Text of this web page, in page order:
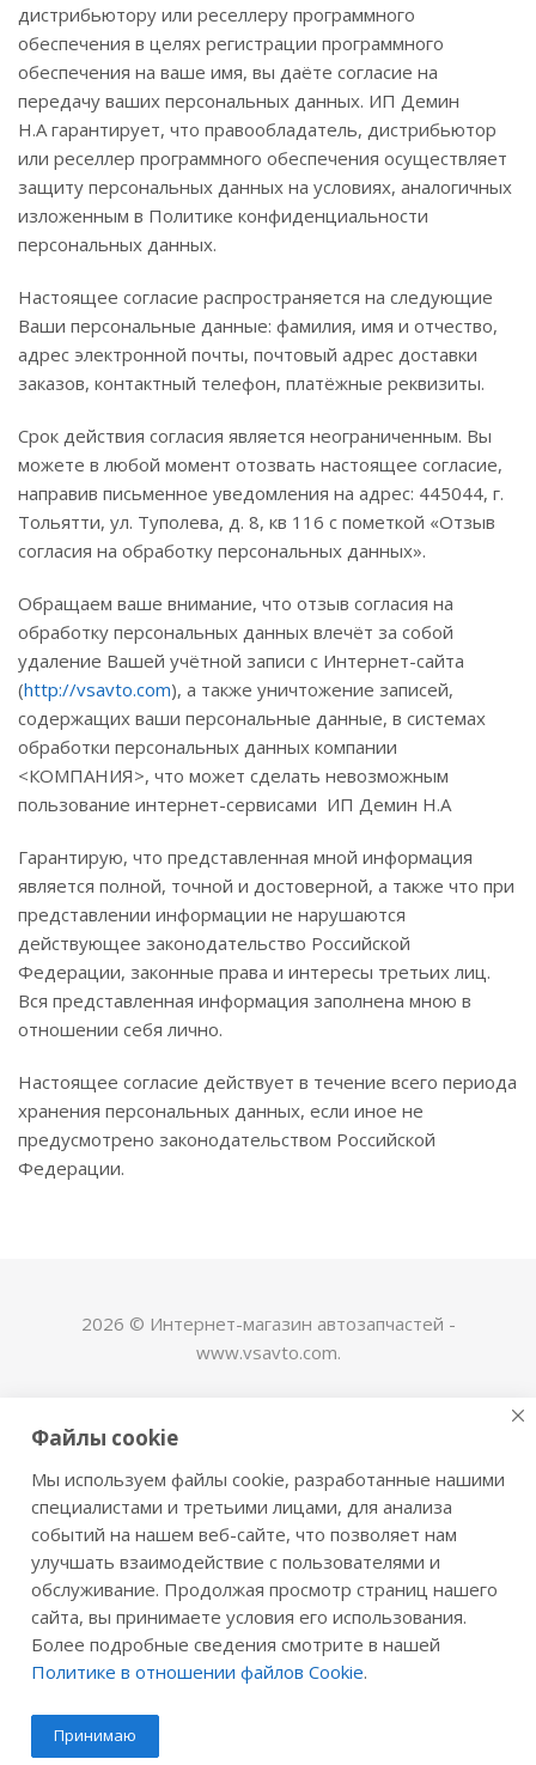
дистрибьютору или реселлеру программного
обеспечения в целях регистрации программного
обеспечения на ваше имя, вы даёте согласие на
передачу ваших персональных данных. ИП Демин
Н.А гарантирует, что правообладатель, дистрибьютор
или реселлер программного обеспечения осуществляет
защиту персональных данных на условиях, аналогичных
изложенным в Политике конфиденциальности
персональных данных.
Настоящее согласие распространяется на следующие
Ваши персональные данные: фамилия, имя и отчество,
адрес электронной почты, почтовый адрес доставки
заказов, контактный телефон, платёжные реквизиты.
Срок действия согласия является неограниченным. Вы
можете в любой момент отозвать настоящее согласие,
направив письменное уведомления на адрес: 445044, г.
Тольятти, ул. Туполева, д. 8, кв 116 с пометкой «Отзыв
согласия на обработку персональных данных».
Обращаем ваше внимание, что отзыв согласия на
обработку персональных данных влечёт за собой
удаление Вашей учётной записи с Интернет-сайта
(http://vsavto.com), а также уничтожение записей,
содержащих ваши персональные данные, в системах
обработки персональных данных компании
<КОМПАНИЯ>, что может сделать невозможным
пользование интернет-сервисами ИП Демин Н.А
Гарантирую, что представленная мной информация
является полной, точной и достоверной, а также что при
представлении информации не нарушаются
действующее законодательство Российской
Федерации, законные права и интересы третьих лиц.
Вся представленная информация заполнена мною в
отношении себя лично.
Настоящее согласие действует в течение всего периода
хранения персональных данных, если иное не
предусмотрено законодательством Российской
Федерации.
2026 © Интернет-магазин автозапчастей -
www.vsavto.com.
+7 (8482) 622-122 avtovs@yandex.ru
г. Тольятти, ул. Офицерская 14, ГСК "Пламя", 4
этаж, офис 476
Оставайтесь на связи
Файлы cookie
Мы используем файлы cookie, разработанные нашими
специалистами и третьими лицами, для анализа
событий на нашем веб-сайте, что позволяет нам
улучшать взаимодействие с пользователями и
обслуживание. Продолжая просмотр страниц нашего
сайта, вы принимаете условия его использования.
Более подробные сведения смотрите в нашей
Политике в отношении файлов Cookie.
Принимаю